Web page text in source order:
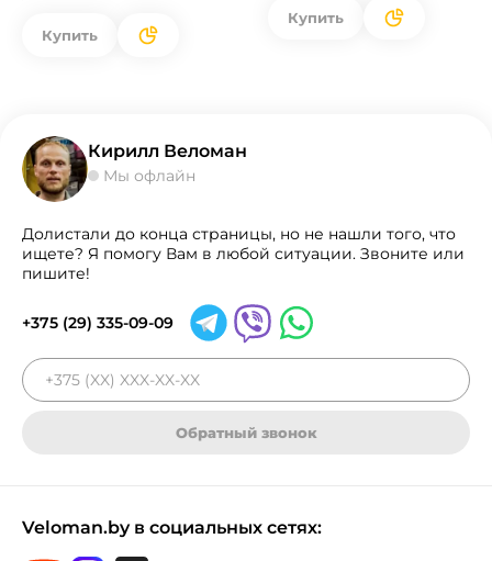
Купить
Купить
Кирилл Веломан
Мы офлайн
Долистали до конца страницы, но не нашли того, что
ищете? Я помогу Вам в любой ситуации. Звоните или
пишите!
+375 (29) 335-09-09
Обратный звонок
Veloman.by в социальных сетях: